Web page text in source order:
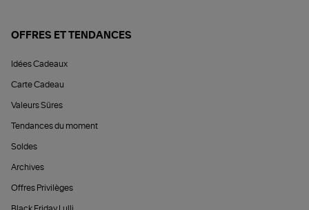
OFFRES ET TENDANCES
Idées Cadeaux
Carte Cadeau
Valeurs Sûres
Tendances du moment
Soldes
Archives
Offres Privilèges
Black Friday Lulli